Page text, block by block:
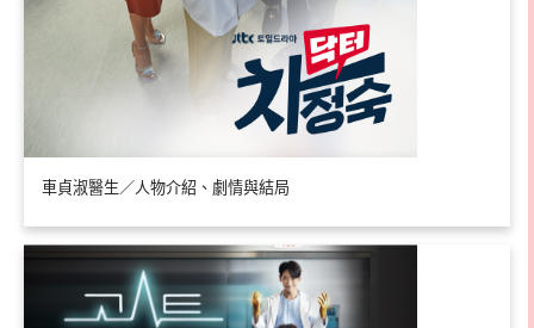
車貞淑醫生／人物介紹、劇情與結局